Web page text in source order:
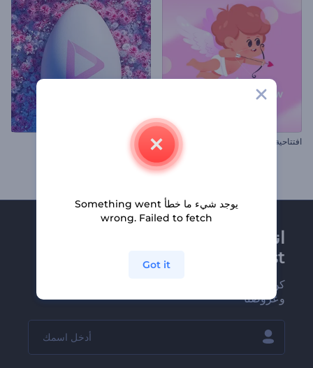
افتتاحية سهم حب كيوبيد افتتاحية بيض شم النسيم المزهر
انضم إلى نشرة
Renderforest الإخبارية
كن من بين أوائل من يستلمون أحدث أخبارنا
وعروضنا
يوجد شيء ما خطأ Something went
wrong. Failed to fetch
Got it